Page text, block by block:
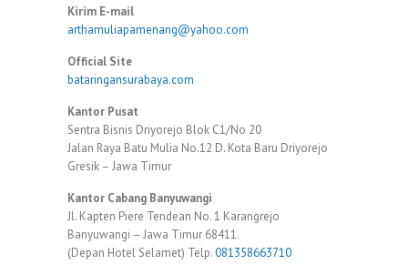
Kirim E-mail
arthamuliapamenang@yahoo.com
Official Site
bataringansurabaya.com
Kantor Pusat
Sentra Bisnis Driyorejo Blok C1/No 20
Jalan Raya Batu Mulia No.12 D. Kota Baru Driyorejo
Gresik – Jawa Timur
Kantor Cabang Banyuwangi
Jl. Kapten Piere Tendean No. 1 Karangrejo
Banyuwangi – Jawa Timur 68411.
(Depan Hotel Selamet) Telp.081358663710